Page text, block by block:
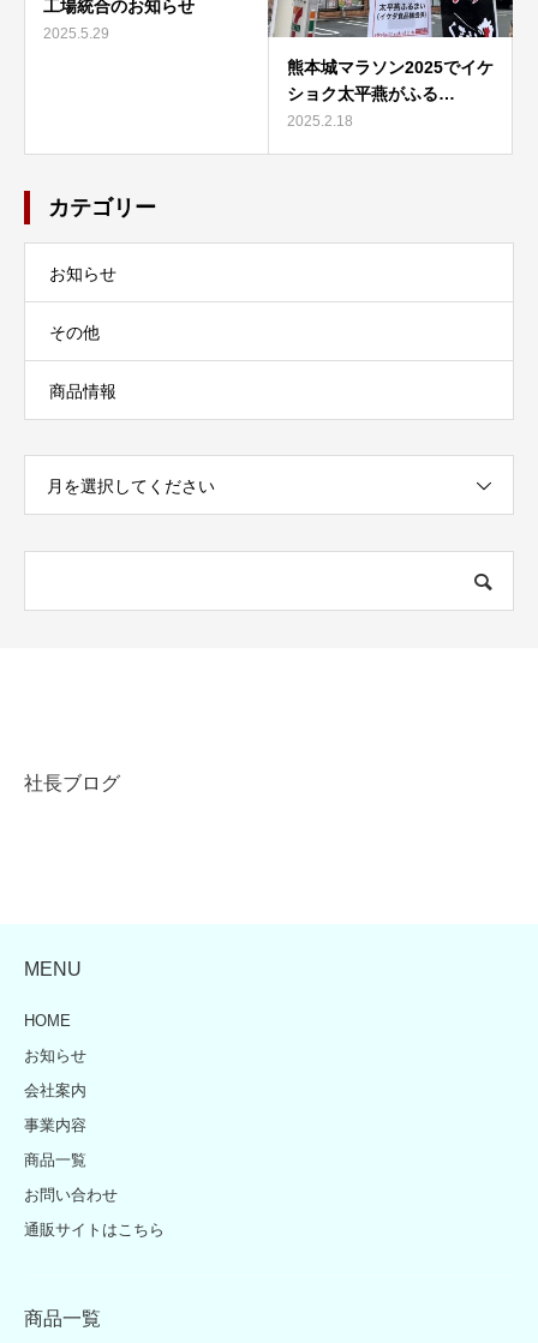
工場統合のお知らせ
2025.5.29
熊本城マラソン2025でイケ
ショク太平燕がふる…
2025.2.18
カテゴリー
お知らせ
その他
商品情報
月を選択してください
MENU
HOME
お知らせ
会社案内
事業内容
商品一覧
お問い合わせ
通販サイトはこちら
商品一覧